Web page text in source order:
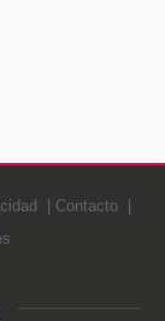
Contacto